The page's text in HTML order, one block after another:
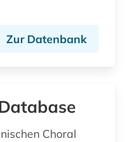
Zur Datenbank
Choral